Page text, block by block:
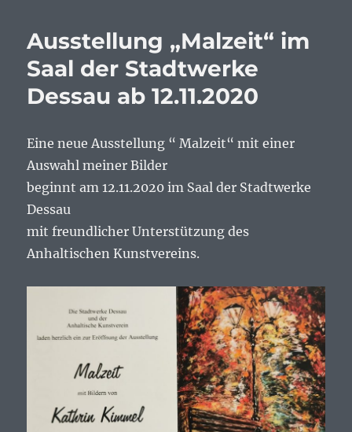
Ausstellung „Malzeit“ im
Saal der Stadtwerke
Dessau ab 12.11.2020
Eine neue Ausstellung “ Malzeit“ mit einer
Auswahl meiner Bilder
beginnt am 12.11.2020 im Saal der Stadtwerke
Dessau
mit freundlicher Unterstützung des
Anhaltischen Kunstvereins.